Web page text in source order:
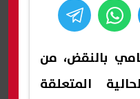
بالنقض، من
المتعلقة